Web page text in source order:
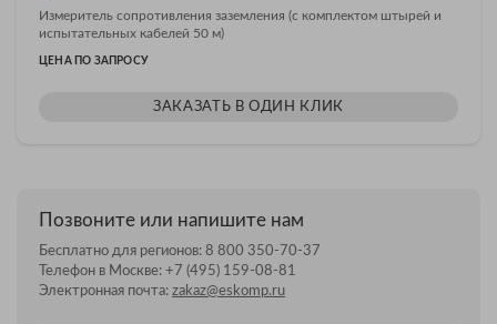
Измеритель сопротивления заземления (c комплектом штырей и
испытательных кабелей 50 м)
ЦЕНА ПО ЗАПРОСУ
ЗАКАЗАТЬ В ОДИН КЛИК
Позвоните или напишите нам
Бесплатно для регионов: 8 800 350-70-37
Телефон в Москве: +7 (495) 159-08-81
Электронная почта: zakaz@eskomp.ru